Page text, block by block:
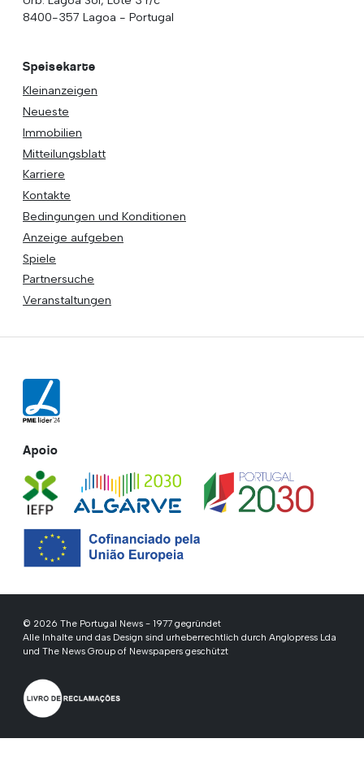
8400-357 Lagoa - Portugal
Speisekarte
Kleinanzeigen
Neueste
Immobilien
Mitteilungsblatt
Karriere
Kontakte
Bedingungen und Konditionen
Anzeige aufgeben
Spiele
Partnersuche
Veranstaltungen
Apoio
© 2026 The Portugal News - 1977 gegründet
Alle Inhalte und das Design sind urheberrechtlich durch Anglopress Lda
und The News Group of Newspapers geschützt